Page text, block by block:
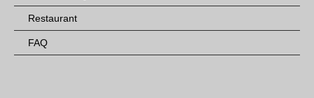
Restaurant
FAQ